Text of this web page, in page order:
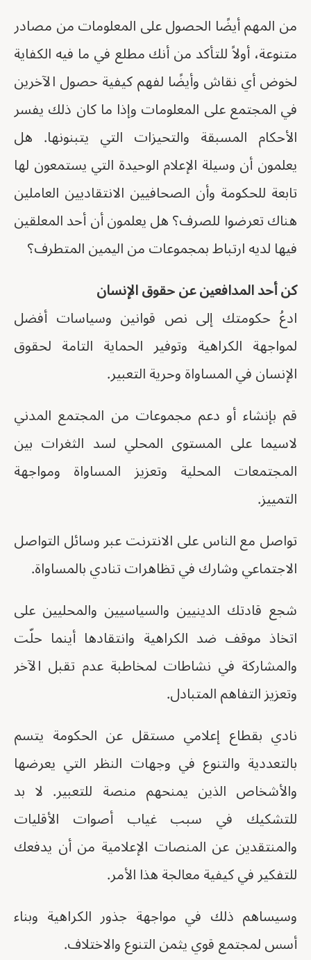
من المهم أيضًا الحصول على المعلومات من مصادر
متنوعة، أولاً للتأكد من أنك مطلع في ما فيه الكفاية
لخوض أي نقاش وأيضًا لفهم كيفية حصول الآخرين
في المجتمع على المعلومات وإذا ما كان ذلك يفسر
الأحكام المسبقة والتحيزات التي يتبنونها. هل
يعلمون أن وسيلة الإعلام الوحيدة التي يستمعون لها
تابعة للحكومة وأن الصحافيين الانتقاديين العاملين
هناك تعرضوا للصرف؟ هل يعلمون أن أحد المعلقين
فيها لديه ارتباط بمجموعات من اليمين المتطرف؟
كن أحد المدافعين عن حقوق الإنسان
ادعُ حكومتك إلى نص قوانين وسياسات أفضل
لمواجهة الكراهية وتوفير الحماية التامة لحقوق
الإنسان في المساواة وحرية التعبير.
قم بإنشاء أو دعم مجموعات من المجتمع المدني
لاسيما على المستوى المحلي لسد الثغرات بين
المجتمعات المحلية وتعزيز المساواة ومواجهة
التمييز.
تواصل مع الناس على الانترنت عبر وسائل التواصل
الاجتماعي وشارك في تظاهرات تنادي بالمساواة.
شجع قادتك الدينيين والسياسيين والمحليين على
اتخاذ موقف ضد الكراهية وانتقادها أينما حلّت
والمشاركة في نشاطات لمخاطبة عدم تقبل الآخر
وتعزيز التفاهم المتبادل.
نادي بقطاع إعلامي مستقل عن الحكومة يتسم
بالتعددية والتنوع في وجهات النظر التي يعرضها
والأشخاص الذين يمنحهم منصة للتعبير. لا بد
للتشكيك في سبب غياب أصوات الأقليات
والمنتقدين عن المنصات الإعلامية من أن يدفعك
للتفكير في كيفية معالجة هذا الأمر.
وسيساهم ذلك في مواجهة جذور الكراهية وبناء
أسس لمجتمع قوي يثمن التنوع والاختلاف.